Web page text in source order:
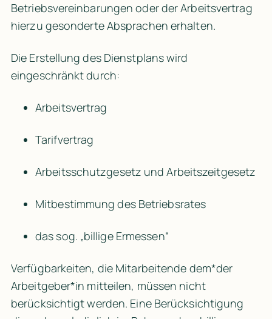
Betriebsvereinbarungen oder der Arbeitsvertrag
hierzu gesonderte Absprachen erhalten.
Die Erstellung des Dienstplans wird
eingeschränkt durch:
Arbeitsvertrag
Tarifvertrag
Arbeitsschutzgesetz und Arbeitszeitgesetz
Mitbestimmung des Betriebsrates
das sog. „billige Ermessen“
Verfügbarkeiten, die Mitarbeitende dem*der
Arbeitgeber*in mitteilen, müssen nicht
berücksichtigt werden. Eine Berücksichtigung